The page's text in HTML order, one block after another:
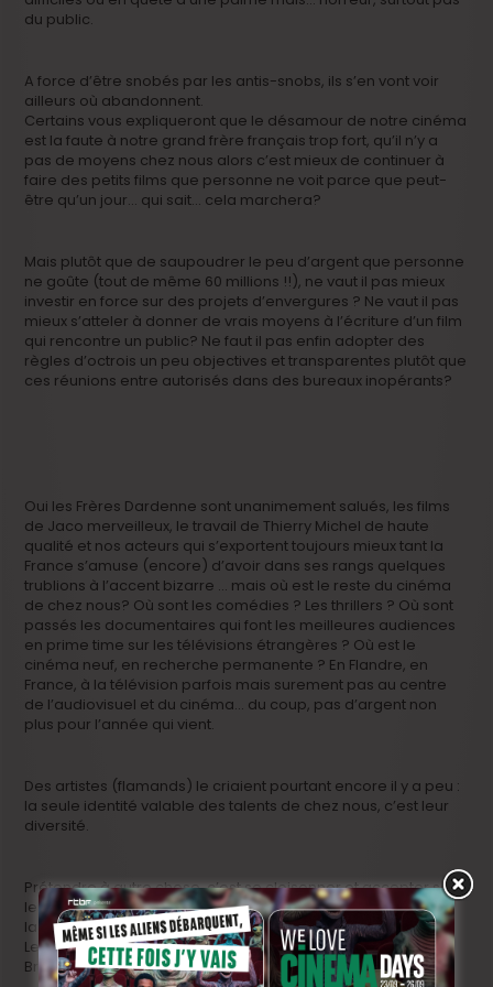
du public.
A force d’être snobés par les antis-snobs, ils s’en vont voir
ailleurs où abandonnent.
Certains vous expliqueront que le désamour de notre cinéma
est la faute à notre grand frère français trop fort, qu’il n’y a
pas de moyens chez nous alors c’est mieux de continuer à
faire des petits films que personne ne voit parce que peut-
être qu’un jour… qui sait… cela marchera?
Mais plutôt que de saupoudrer le peu d’argent que personne
ne goûte (tout de même 60 millions !!), ne vaut il pas mieux
investir en force sur des projets d’envergures ? Ne vaut il pas
mieux s’atteler à donner de vrais moyens à l’écriture d’un film
qui rencontre un public? Ne faut il pas enfin adopter des
règles d’octrois un peu objectives et transparentes plutôt que
ces réunions entre autorisés dans des bureaux inopérants?
Oui les Frères Dardenne sont unanimement salués, les films
de Jaco merveilleux, le travail de Thierry Michel de haute
qualité et nos acteurs qui s’exportent toujours mieux tant la
France s’amuse (encore) d’avoir dans ses rangs quelques
trublions à l’accent bizarre … mais où est le reste du cinéma
de chez nous? Où sont les comédies ? Les thrillers ? Où sont
passés les documentaires qui font les meilleures audiences
en prime time sur les télévisions étrangères ? Où est le
cinéma neuf, en recherche permanente ? En Flandre, en
France, à la télévision parfois mais surement pas au centre
de l’audiovisuel et du cinéma… du coup, pas d’argent non
plus pour l’année qui vient.
Des artistes (flamands) le criaient pourtant encore il y a peu :
la seule identité valable des talents de chez nous, c’est leur
diversité.
Prétendre à autre chose, c’est se cloisonner et accepter sous
les paillettes éphémères du mois de mai, le jeu politique de
la division au risque de ne plus exister du tout.
Le système d’octroi de subsides en fédération Wallonie
Bruxelles est à réformer en profondeur.